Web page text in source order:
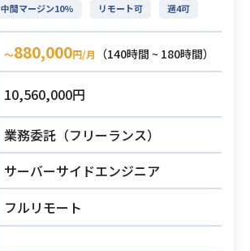
■要求スキル(必須)
・C#開発経験あり（3年以上）
・詳細設計経験
・1人称で作業が可能なこと
・Delphi5のソース読解ができること
中間マージン10% リモート可 週4可
〜880,000円/月
（140時間 ~ 180時間）
10,560,000円
業務委託（フリーランス）
サーバーサイドエンジニア
フルリモート